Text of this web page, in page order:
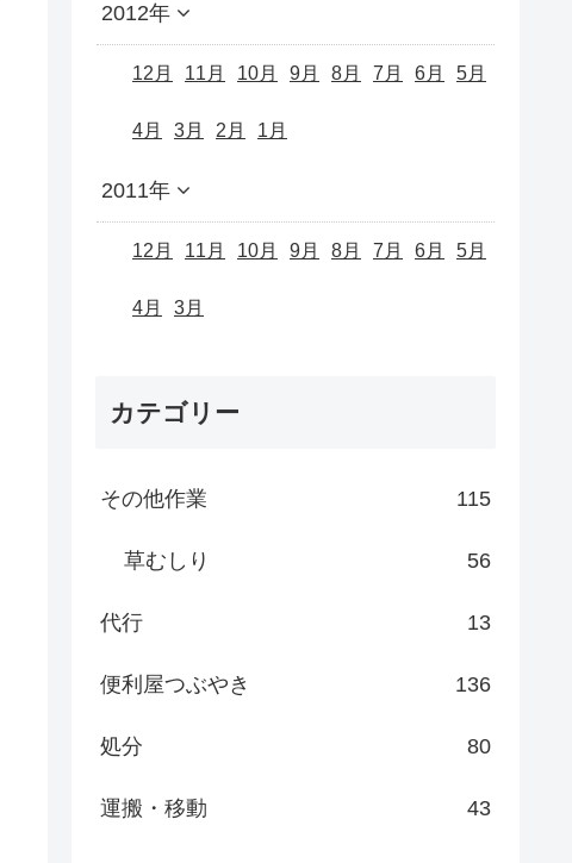
2012年
12月 11月 10月 9月 8月 7月 6月 5月
4月 3月 2月 1月
2011年
12月 11月 10月 9月 8月 7月 6月 5月
4月 3月
カテゴリー
その他作業 115
草むしり 56
代行 13
便利屋つぶやき 136
処分 80
運搬・移動 43